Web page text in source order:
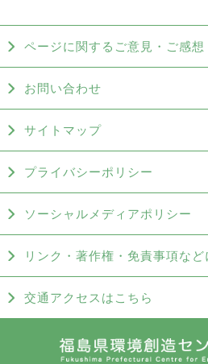
ページに関するご意見・ご感想
お問い合わせ
サイトマップ
プライバシーポリシー
ソーシャルメディアポリシー
リンク・著作権・免責事項など
交通アクセスはこちら